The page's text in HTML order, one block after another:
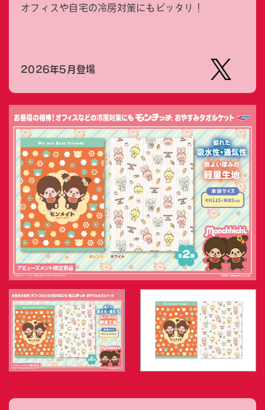
オフィスや自宅の冷房対策にもピッタリ！
2026年5月登場
ツクラ
ブのプ
ライズ
商品の
Xはこ
ちら